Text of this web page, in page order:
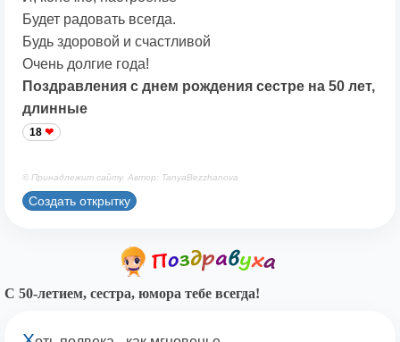
Будет радовать всегда.
Будь здоровой и счастливой
Очень долгие года!
Поздравления с днем рождения сестре на 50 лет,
длинные
18
© Принадлежит сайту. Автор: TanyaBezzhanova
Создать открытку
С 50-летием, сестра, юмора тебе всегда!